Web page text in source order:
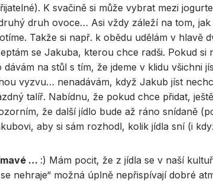
K svačině si může vybrat mezi
druh ovoce… Asi vždy záleží na tom,
Takže si např. k obědu udělám v hlavě
se Jakuba, kterou chce radši. Pokud
dávám na stůl s tím, že jdeme v klidu všichni
vyzvu… nenadávám, když Jakub jíst
talíř. Nabídnu, že pokud chce přidat,
že další jídlo bude až ráno snídaně
aby si sám rozhodl, kolik jídla sní (i
… :) Mám pocit, že z jídla se v naší
nehraje“ možná úplně nepřispívají dobré